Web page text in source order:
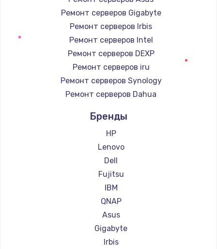
Заказать
Установка драйверов
1000 руб.
Заказать
Замена жесткого диска
745 руб.
Заказать
Восстановление данных
990 руб.
Замена северного моста
2750 руб.
Замена шлейфа матрицы
Ремонт серверов Gigabyte
Ремонт серверов Irbis
Ремонт серверов Intel
Ремонт серверов DEXP
Ремонт серверов iru
Ремонт серверов Synology
Ремонт серверов Dahua
Бренды
HP
Lenovo
Dell
Fujitsu
IBM
QNAP
Asus
Gigabyte
Irbis